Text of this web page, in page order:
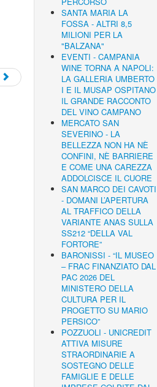
SANTA MARIA LA
FOSSA - ALTRI 8,5
MILIONI PER LA
"BALZANA"
EVENTI - CAMPANIA
WINE TORNA A NAPOLI:
LA GALLERIA UMBERTO
I E IL MUSAP OSPITANO
IL GRANDE RACCONTO
DEL VINO CAMPANO
MERCATO SAN
SEVERINO - LA
BELLEZZA NON HA NÈ
CONFINI, NÈ BARRIERE
E COME UNA CAREZZA
ADDOLCISCE IL CUORE
SAN MARCO DEI CAVOTI
- DOMANI L’APERTURA
AL TRAFFICO DELLA
VARIANTE ANAS SULLA
SS212 “DELLA VAL
FORTORE”
BARONISSI - “IL MUSEO
– FRAC FINANZIATO DAL
PAC 2026 DEL
MINISTERO DELLA
CULTURA PER IL
PROGETTO SU MARIO
PERSICO”
POZZUOLI - UNICREDIT
ATTIVA MISURE
STRAORDINARIE A
SOSTEGNO DELLE
FAMIGLIE E DELLE